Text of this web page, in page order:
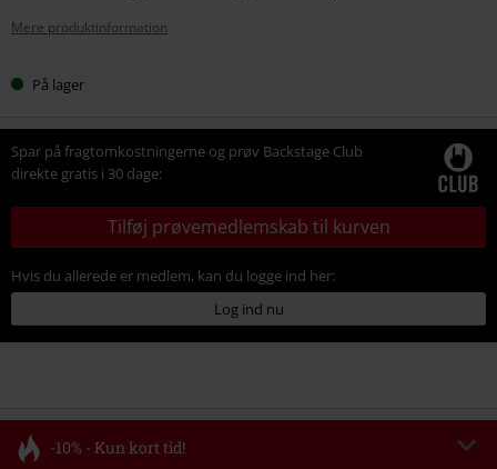
Mere produktinformation
På lager
Spar på fragtomkostningerne og prøv Backstage Club
direkte gratis i 30 dage:
Tilføj prøvemedlemskab til kurven
Hvis du allerede er medlem, kan du logge ind her:
Log ind nu
-10% - Kun kort tid!